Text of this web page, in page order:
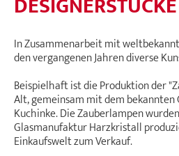
In Zusammenarbeit mit
den vergangenen Jahren diverse
Beispielhaft ist die Produktion der
Alt, gemeinsam mit dem
Kuchinke. Die Zauberlampen
Glasmanufaktur Harzkristall
Einkaufswelt zum Verkauf.